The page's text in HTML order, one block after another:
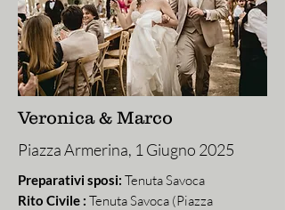
Veronica & Marco
Piazza Armerina, 1 Giugno 2025
Preparativi sposi: Tenuta Savoca
Rito Civile : Tenuta Savoca (Piazza